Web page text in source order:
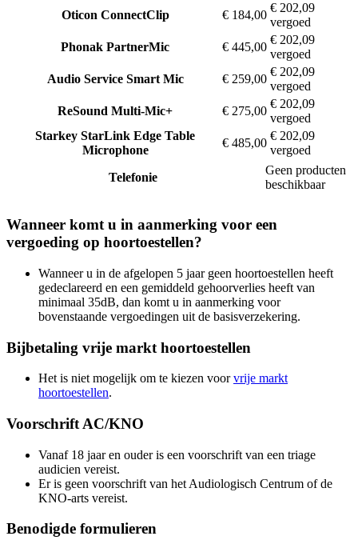
Oticon ConnectClip € 184,00
€ 202,09
vergoed
Phonak PartnerMic € 445,00
€ 202,09
vergoed
Audio Service Smart Mic € 259,00
€ 202,09
vergoed
ReSound Multi-Mic+ € 275,00
€ 202,09
vergoed
Starkey StarLink Edge Table
Microphone
€ 485,00
€ 202,09
vergoed
Telefonie
Geen producten
beschikbaar
Wanneer komt u in aanmerking voor een
vergoeding op hoortoestellen?
Wanneer u in de afgelopen 5 jaar geen hoortoestellen heeft
gedeclareerd en een gemiddeld gehoorverlies heeft van
minimaal 35dB, dan komt u in aanmerking voor
bovenstaande vergoedingen uit de basisverzekering.
Bijbetaling vrije markt hoortoestellen
Het is niet mogelijk om te kiezen voorvrije markt
hoortoestellen.
Voorschrift AC/KNO
Vanaf 18 jaar en ouder is een voorschrift van een triage
audicien vereist.
Er is geen voorschrift van het Audiologisch Centrum of de
KNO-arts vereist.
Benodigde formulieren